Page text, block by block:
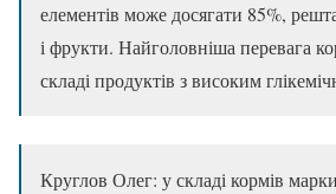
елементів може досягати 85%,
і фрукти. Найголовніша перевага
складі продуктів з високим
Круглов Олег: у складі кормів